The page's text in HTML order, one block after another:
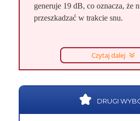
generuje 19 dB, co oznacza, że
przeszkadzać w trakcie snu.
Czytaj dalej
DRUGI